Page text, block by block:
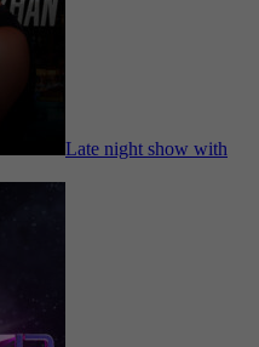
Late night show with